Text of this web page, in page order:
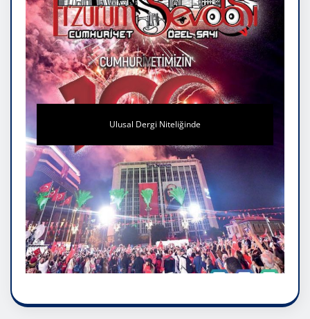
Ulusal Dergi Niteliğinde